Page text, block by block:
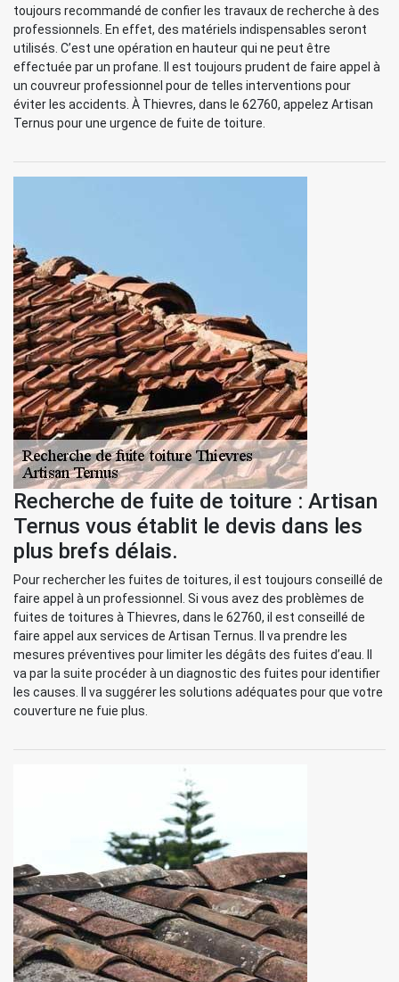
toujours recommandé de confier les travaux de recherche à des
professionnels. En effet, des matériels indispensables seront
utilisés. C’est une opération en hauteur qui ne peut être
effectuée par un profane. Il est toujours prudent de faire appel à
un couvreur professionnel pour de telles interventions pour
éviter les accidents. À Thievres, dans le 62760, appelez Artisan
Ternus pour une urgence de fuite de toiture.
Recherche de fuite de toiture : Artisan
Ternus vous établit le devis dans les
plus brefs délais.
Pour rechercher les fuites de toitures, il est toujours conseillé de
faire appel à un professionnel. Si vous avez des problèmes de
fuites de toitures à Thievres, dans le 62760, il est conseillé de
faire appel aux services de Artisan Ternus. Il va prendre les
mesures préventives pour limiter les dégâts des fuites d’eau. Il
va par la suite procéder à un diagnostic des fuites pour identifier
les causes. Il va suggérer les solutions adéquates pour que votre
couverture ne fuie plus.